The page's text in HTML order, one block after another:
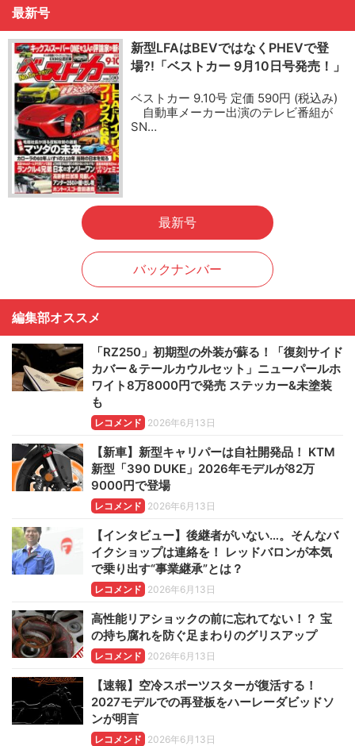
最新号
新型LFAはBEVではなくPHEVで登
場?!「ベストカー 9月10日号発売！」
ベストカー 9.10号 定価 590円 (税込み)
自動車メーカー出演のテレビ番組が
SN…
最新号
バックナンバー
編集部オススメ
「RZ250」初期型の外装が蘇る！「復刻サイド
カバー＆テールカウルセット」ニューパールホ
ワイト8万8000円で発売 ステッカー&未塗装
も
レコメンド 2026年6月13日
【新車】新型キャリパーは自社開発品！ KTM
新型「390 DUKE」2026年モデルが82万
9000円で登場
レコメンド 2026年6月13日
【インタビュー】後継者がいない…。そんなバ
イクショップは連絡を！ レッドバロンが本気
で乗り出す“事業継承”とは？
レコメンド 2026年6月13日
高性能リアショックの前に忘れてない！？ 宝
の持ち腐れを防ぐ足まわりのグリスアップ
レコメンド 2026年6月13日
【速報】空冷スポーツスターが復活する！
2027モデルでの再登板をハーレーダビッドソ
ンが明言
レコメンド 2026年6月13日